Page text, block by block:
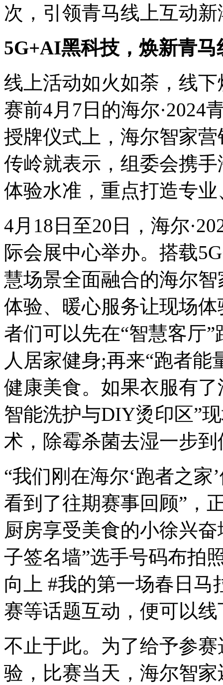
次，引领青马线上互动新
5G+AI黑科技，焕新青
线上活动如火如荼，线
赛前4月7日的海尔·2024
授牌仪式上，海尔智家
传岭就表示，组委会携
体验水准，重点打造专
4月18日至20日，海尔
际会展中心举办。搭载
慧场景全面融合的海尔
体验、暖心服务让现场
者们可以先在“智慧客厅
人居家健身;再来“跑者
健康美食。如果衣服有
智能洗护与DIY烫印区”
术，除霉杀菌去湿一步到
“我们刚在海尔‘跑者之
看到了往期赛事回顾”，
厨房享受美食的小徐兴
子签名墙”选手号码布拍
向上 #我的第一场春日马
赛等话题互动，便可以
不止于此。为了给予参
验，比赛当天，海尔智